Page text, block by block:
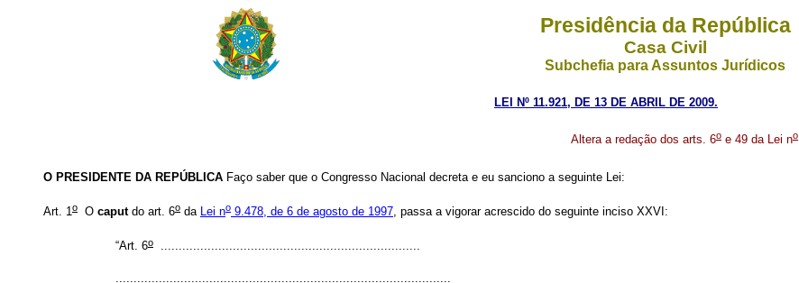
Presidência da República
Casa Civil
Subchefia para Assuntos Jurídicos
LEI Nº 11.921, DE 13 DE ABRIL DE 2009.
Altera a redação dos arts. 6o e 49 da Lei no
O PRESIDENTE DA REPÚBLICA Faço saber que o Congresso Nacional decreta e eu sanciono a seguinte Lei:
Art. 1o O caputdo art. 6o da Lei no 9.478, de 6 de agosto de 1997, passa a vigorar acrescido do seguinte inciso XXVI:
“Art. 6o ........................................................................